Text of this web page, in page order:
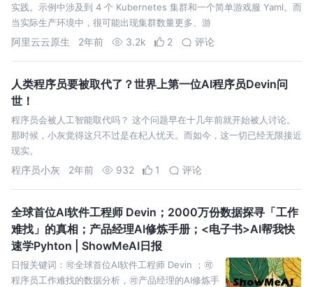
实践。示例中涉及到 4 个 Kubernetes 集群和一个简单游戏服 Yaml。而
当实际生产环境中，很可能出现集群数量更多、游
阿里云云原生 2年前 3.2k 2 评论
人类程序员要被取代了？世界上第一位AI程序员Devin问
世！
程序员会被人工智能取代吗？ 这个问题早在十几年前就开始被人讨论。
那时候，小灰觉得这只不过是在杞人忧天。而如今，这一切已经无限接近
现实。
程序员小灰 2年前 932 1 评论
全球首位AI软件工程师 Devin；2000万份数据探寻「工作
难找」的真相；产品经理AI修炼手册；<电子书>AI帮我快
速学Pyhton | ShowMeAI日报
日报关键词：🉑全球首位AI软件工程师 Devin ；🉑
程序员工作难找的数据分析，🉑产品经理的AI修炼手